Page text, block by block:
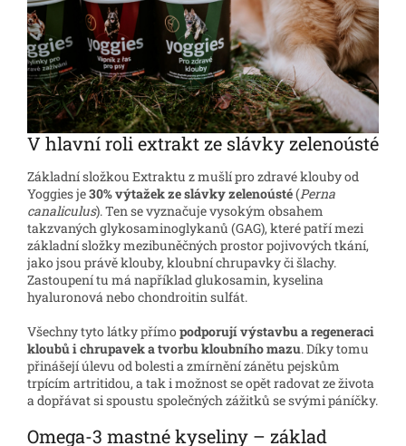
V hlavní roli extrakt ze slávky zelenoústé
Základní složkou Extraktu z mušlí pro zdravé klouby od
Yoggies je30% výtažek ze slávky zelenoústé(Perna
canaliculus). Ten se vyznačuje vysokým obsahem
takzvaných glykosaminoglykanů (GAG), které patří mezi
základní složky mezibuněčných prostor pojivových tkání,
jako jsou právě klouby, kloubní chrupavky či šlachy.
Zastoupení tu má například glukosamin, kyselina
hyaluronová nebo chondroitin sulfát.
Všechny tyto látky přímopodporují výstavbu a regeneraci
kloubů i chrupavek a tvorbu kloubního mazu. Díky tomu
přinášejí úlevu od bolesti a zmírnění zánětu pejskům
trpícím artritidou, a tak i možnost se opět radovat ze života
a dopřávat si spoustu společných zážitků se svými páníčky.
Omega-3 mastné kyseliny – základ